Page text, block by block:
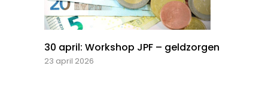
30 april: Workshop JPF – geldzorgen
23 april 2026